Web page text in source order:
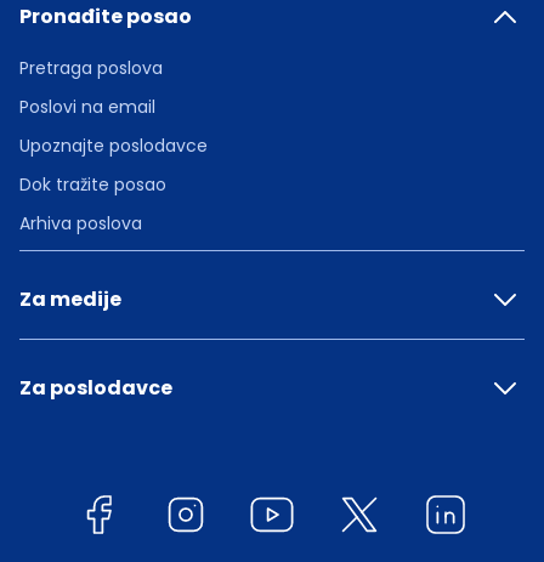
Pronađite posao
Pretraga poslova
Poslovi na email
Upoznajte poslodavce
Dok tražite posao
Arhiva poslova
Za medije
Za poslodavce